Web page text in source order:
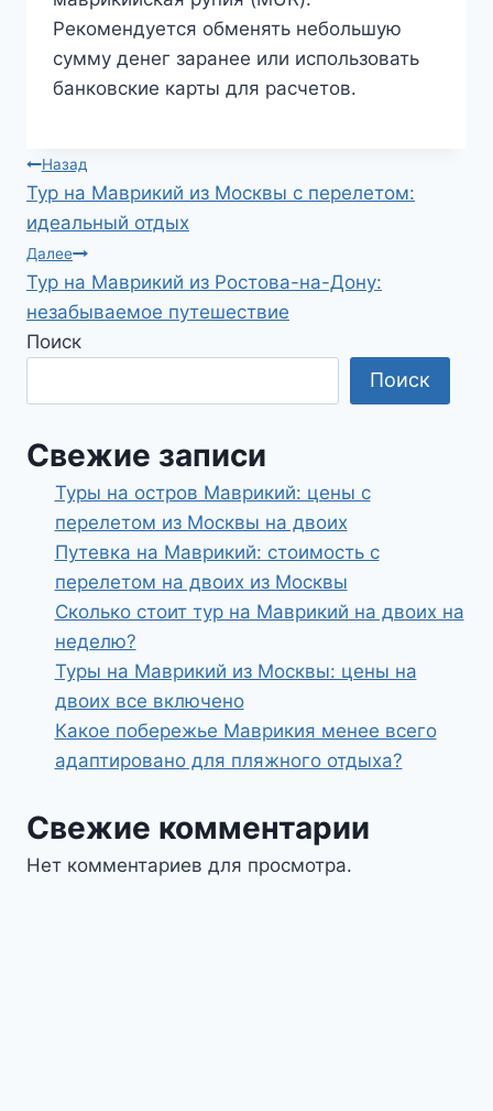
Рекомендуется обменять небольшую
сумму денег заранее или использовать
банковские карты для расчетов.
Навигация
по
записям
Назад
Тур на Маврикий из Москвы с перелетом:
идеальный отдых
Далее
Тур на Маврикий из Ростова-на-Дону:
незабываемое путешествие
Поиск
Поиск
Свежие записи
Туры на остров Маврикий: цены с
перелетом из Москвы на двоих
Путевка на Маврикий: стоимость с
перелетом на двоих из Москвы
Сколько стоит тур на Маврикий на двоих на
неделю?
Туры на Маврикий из Москвы: цены на
двоих все включено
Какое побережье Маврикия менее всего
адаптировано для пляжного отдыха?
Свежие комментарии
Нет комментариев для просмотра.